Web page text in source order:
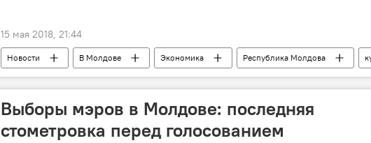
15 мая 2018, 21:44
Новости В Молдове Экономика Республика Молдова
лей
доллар евро
Выборы мэров в Молдове: последняя
стометровка перед голосованием